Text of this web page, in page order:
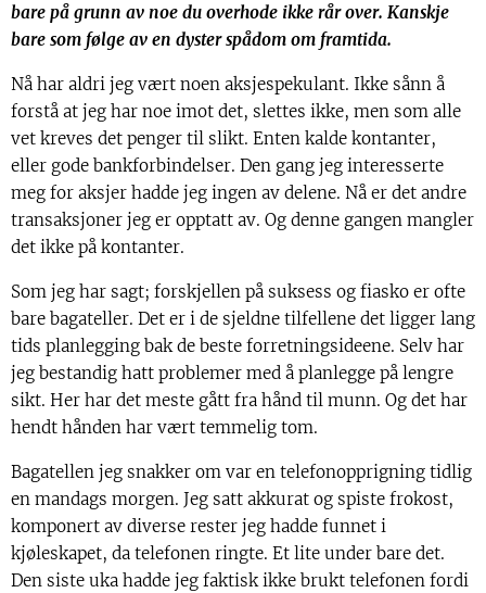
bare på grunn av noe du overhode ikke rår over. Kanskje
bare som følge av en dyster spådom om framtida.
Nå har aldri jeg vært noen aksjespekulant. Ikke sånn å
forstå at jeg har noe imot det, slettes ikke, men som alle
vet kreves det penger til slikt. Enten kalde kontanter,
eller gode bankforbindelser. Den gang jeg interesserte
meg for aksjer hadde jeg ingen av delene. Nå er det andre
transaksjoner jeg er opptatt av. Og denne gangen mangler
det ikke på kontanter.
Som jeg har sagt; forskjellen på suksess og fiasko er ofte
bare bagateller. Det er i de sjeldne tilfellene det ligger lang
tids planlegging bak de beste forretningsideene. Selv har
jeg bestandig hatt problemer med å planlegge på lengre
sikt. Her har det meste gått fra hånd til munn. Og det har
hendt hånden har vært temmelig tom.
Bagatellen jeg snakker om var en telefonopprigning tidlig
en mandags morgen. Jeg satt akkurat og spiste frokost,
komponert av diverse rester jeg hadde funnet i
kjøleskapet, da telefonen ringte. Et lite under bare det.
Den siste uka hadde jeg faktisk ikke brukt telefonen fordi